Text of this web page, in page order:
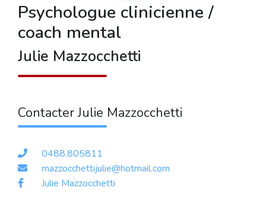
Psychologue clinicienne /
coach mental
Julie Mazzocchetti
Contacter Julie Mazzocchetti
0488.805811
mazzocchettijulie@hotmail.com
Julie Mazzocchetti